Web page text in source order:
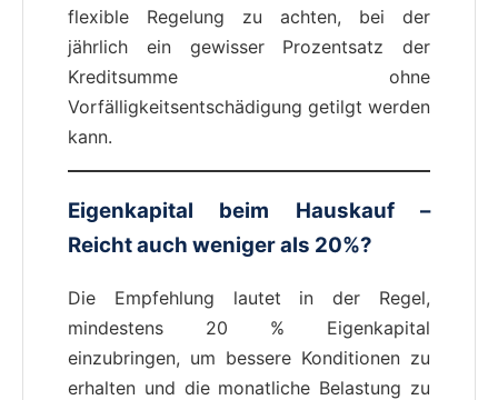
flexible Regelung zu achten, bei der
jährlich ein gewisser Prozentsatz der
Kreditsumme ohne
Vorfälligkeitsentschädigung getilgt werden
kann.
Eigenkapital beim Hauskauf –
Reicht auch weniger als 20%?
Die Empfehlung lautet in der Regel,
mindestens 20 % Eigenkapital
einzubringen, um bessere Konditionen zu
erhalten und die monatliche Belastung zu